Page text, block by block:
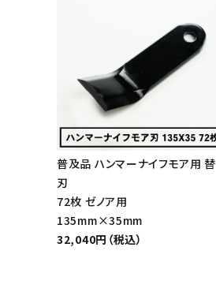
普及品 ハンマーナイフモア用 替
刃
72枚 ゼノア用
135mm×35mm
32,040円（税込）